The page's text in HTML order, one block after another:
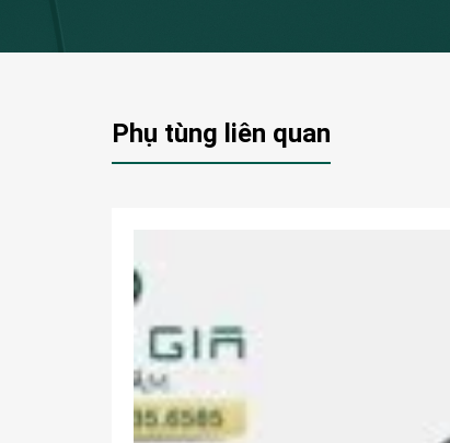
Phụ tùng liên quan